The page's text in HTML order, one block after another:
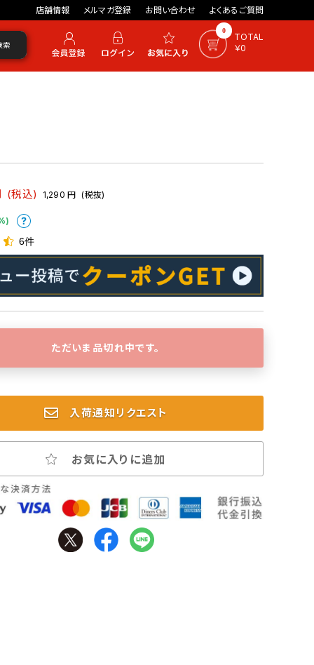
店舗情報 メルマガ登録 お問い合わせ よくあるご質問
0
TOTAL
￥0
索
(税込) 1,290 円 (税抜)
6件
ただいま品切れ中です。
入荷通知リクエスト
お気に入りに追加